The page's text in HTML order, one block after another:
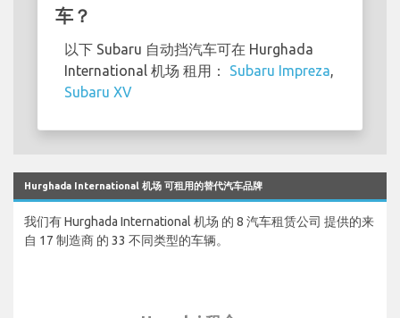
车？
以下 Subaru 自动挡汽车可在 Hurghada
International 机场 租用： Subaru Impreza
Subaru XV
Hurghada International 机场 可租用的替代汽车品牌
我们有 Hurghada International 机场 的 8 汽车租赁公司 提供的来
自 17 制造商 的 33 不同类型的车辆。